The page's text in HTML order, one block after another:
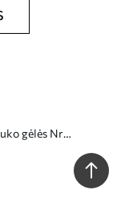
gėlės Nr